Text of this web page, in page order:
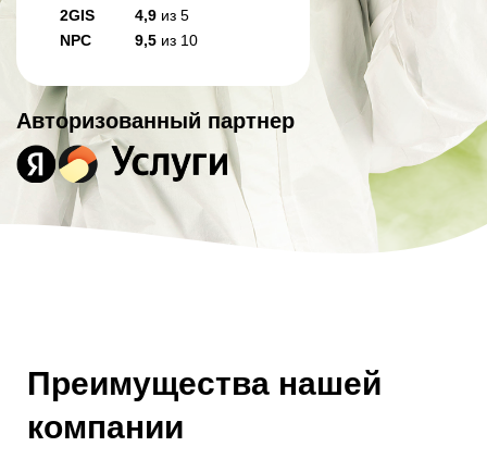
2GIS
4,9 из 5
NPC
9,5 из 10
Авторизованный партнер
Преимущества нашей
компании